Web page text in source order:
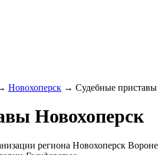
Новохоперск → Судебные приставы
Новохоперск
региона Новохоперск